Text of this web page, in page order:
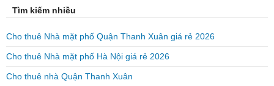
Tìm kiếm nhiều
Cho thuê Nhà mặt phố Quận Thanh Xuân giá rẻ 2026
Cho thuê Nhà mặt phố Hà Nội giá rẻ 2026
Cho thuê nhà Quận Thanh Xuân